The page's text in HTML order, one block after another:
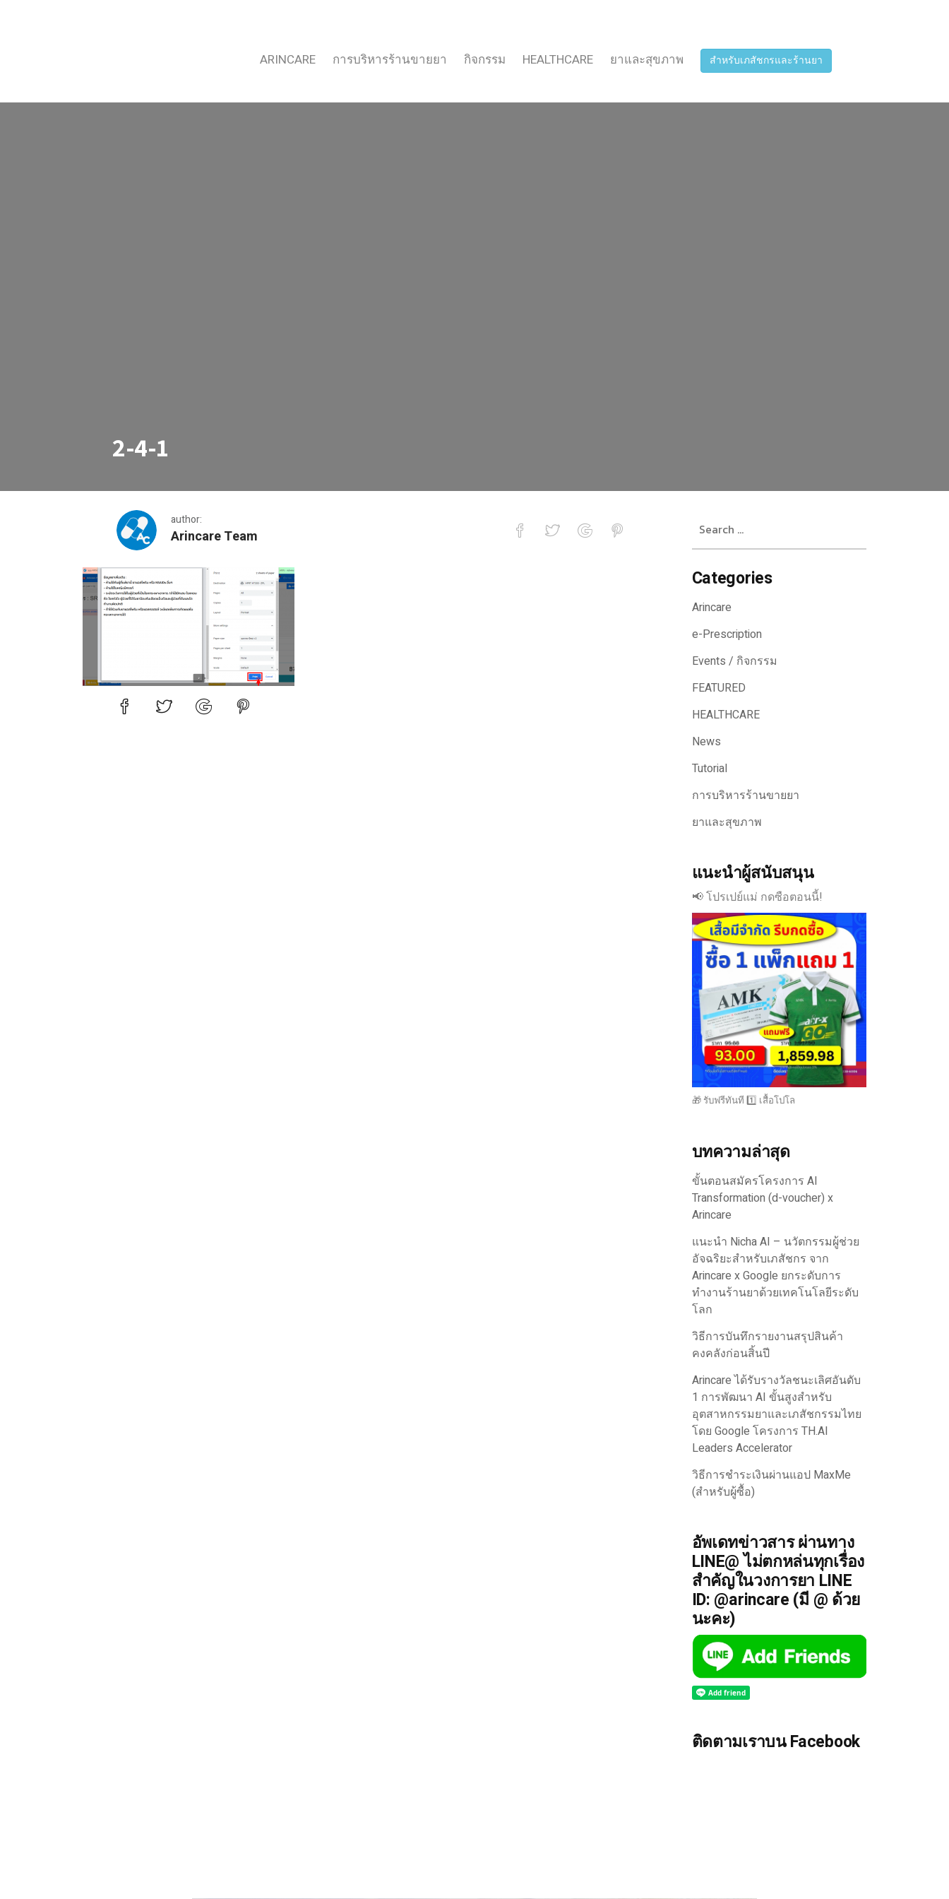
ARINCARE การบริหารร้านขายยา กิจกรรม HEALTHCARE ยาและสุขภาพ สำหรับเภสัชกรและร้านยา
2-4-1
author:
Arincare Team
2-4-1
for:
Categories
Arincare
e-Prescription
Events / กิจกรรม
FEATURED
HEALTHCARE
News
Tutorial
การบริหารร้านขายยา
ยาและสุขภาพ
แนะนำผู้สนับสนุน
📢 โปรเปย์แม่ กดซือตอนนี้!
🎁 รับฟรีทันที 1️⃣ เสื้อโปโล
บทความล่าสุด
ขั้นตอนสมัครโครงการ AI
Transformation (d-voucher) x
Arincare
แนะนำ Nicha AI – นวัตกรรมผู้ช่วย
อัจฉริยะสำหรับเภสัชกร จาก
Arincare x Google ยกระดับการ
ทำงานร้านยาด้วยเทคโนโลยีระดับ
โลก
วิธีการบันทึกรายงานสรุปสินค้า
คงคลังก่อนสิ้นปี
Arincare ได้รับรางวัลชนะเลิศอันดับ
1 การพัฒนา AI ขั้นสูงสำหรับ
อุตสาหกรรมยาและเภสัชกรรมไทย
โดย Google โครงการ TH.AI
Leaders Accelerator
วิธีการชำระเงินผ่านแอป MaxMe
(สำหรับผู้ซื้อ)
อัพเดทข่าวสาร ผ่านทาง
LINE@ ไม่ตกหล่นทุกเรื่อง
สำคัญในวงการยา LINE
ID: @arincare (มี @ ด้วย
นะคะ)
ติดตามเราบน Facebook